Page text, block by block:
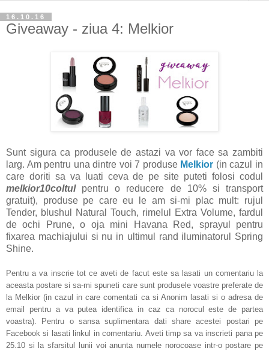
16.10.16
Giveaway - ziua 4: Melkior
Sunt sigura ca produsele de astazi va vor face sa zambiti
larg. Am pentru una dintre voi 7 produse Melkior (in cazul in
care doriti sa va luati ceva de pe site puteti folosi codul
melkior10coltulpentru o reducere de 10% si transport
gratuit), produse pe care eu le am si-mi plac mult: rujul
Tender, blushul Natural Touch, rimelul Extra Volume, fardul
de ochi Prune, o oja mini Havana Red, sprayul pentru
fixarea machiajului si nu in ultimul rand iluminatorul Spring
Shine.
Pentru a va inscrie tot ce aveti de facut este sa lasati un comentariu la
aceasta postare si sa-mi spuneti care sunt produsele voastre preferate de
la Melkior (in cazul in care comentati ca si Anonim lasati si o adresa de
email pentru a va putea identifica in caz ca norocul este de partea
voastra). Pentru o sansa suplimentara dati share acestei postari pe
Facebook si lasati linkul in comentariu. Aveti timp sa va inscrieti pana pe
25.10 si la sfarsitul lunii voi anunta numele norocoase intr-o postare pe